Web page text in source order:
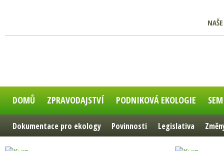
DOMŮ ZPRAVODAJSTVÍ PODNIKOVÁ EKOLOGIE
Dokumentace pro ekology Povinnosti Legislativa